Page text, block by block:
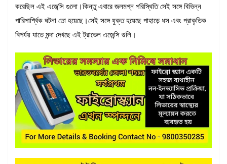
করেছিল এই এজেন্সি গুলো।কিন্তু এবারে জলমগ্ন পরিস্থিতি সেই সঙ্গে বিভিন্ন
পারিপার্শ্বিক ঘটনা তো হয়েছে।সেই সঙ্গে যুক্ত হয়েছে পাহাড়ে ধস এবং প্রাকৃতিক
বিপর্যয় যাতে মন্দা দেখছে এই ট্রাভেল এজেন্সি গুলি।